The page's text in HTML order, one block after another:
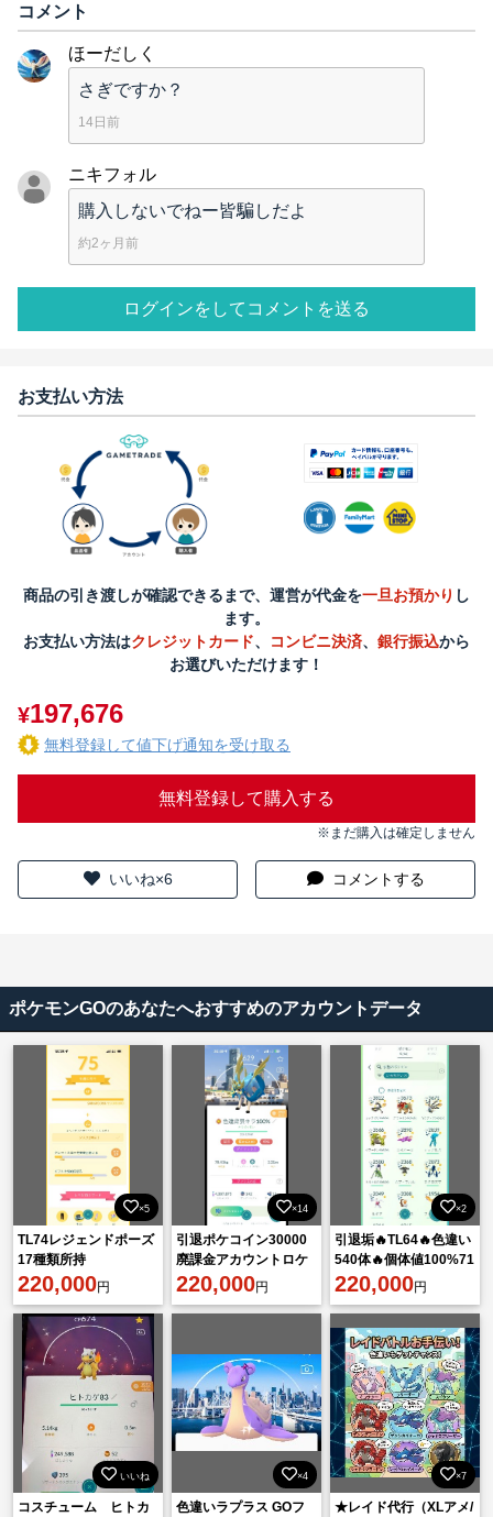
コメント
ほーだしく
さぎですか？
14日前
ニキフォル
購入しないでねー皆騙しだよ
約2ヶ月前
ログインをしてコメントを送る
お支払い方法
商品の引き渡しが確認できるまで、運営が代金を一旦お預かり し
ます。
お支払い方法はクレジットカード、 コンビニ決済、 銀行振込から
お選びいただけます！
¥197,676
無料登録して値下げ通知を受け取る
無料登録して購入する
※まだ購入は確定しません
いいね×6 コメントする
ポケモンGOのあなたへおすすめのアカウントデータ
×5
TL74レジェンドポーズ
17種類所持
220,000円
×14
引退ポケコイン30000
廃課金アカウントロケ
ーション背景大量
220,000円
×2
引退垢🔥TL64🔥色違い
540体🔥個体値100%71
体🔥伝説164体
220,000円
いいね
コスチューム ヒトカ
×4
色違いラプラス GOフ
×7
★レイド代行（XLアメ/